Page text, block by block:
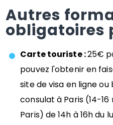
Autres
obligatoires
Carte touriste :25€
pouvez l'obtenir en
site de visa en ligne
consulat à Paris (14-16
Paris) de 14h à 16h du